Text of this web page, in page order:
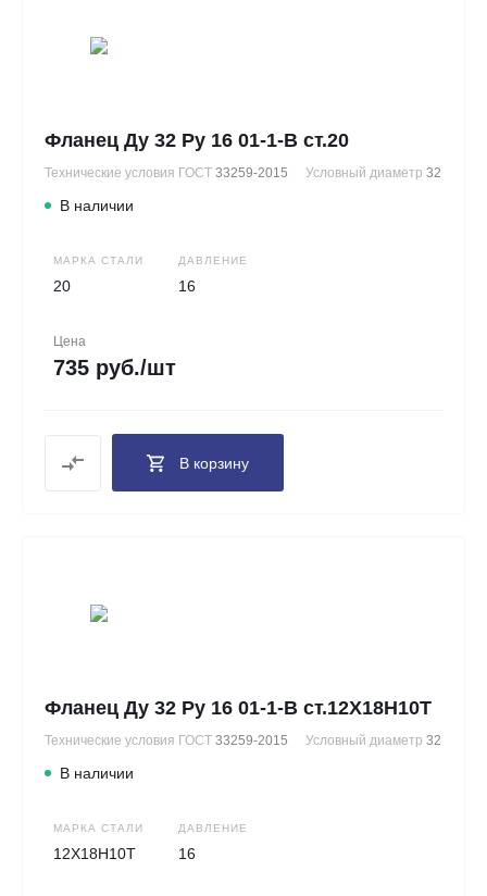
Фланец Ду 32 Ру 16 01-1-В ст.20
Технические условия ГОСТ 33259-2015 Условный диаметр 32
В наличии
МАРКА СТАЛИ
20
ДАВЛЕНИЕ
16
Цена
735 руб./шт
В корзину
Фланец Ду 32 Ру 16 01-1-В ст.12Х18Н10Т
Технические условия ГОСТ 33259-2015 Условный диаметр 32
В наличии
МАРКА СТАЛИ
12Х18Н10Т
ДАВЛЕНИЕ
16